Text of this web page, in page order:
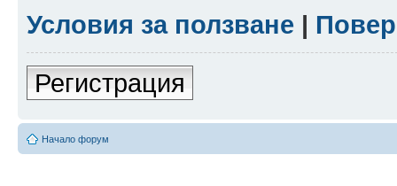
Условия за ползване |
Регистрация
Начало форум